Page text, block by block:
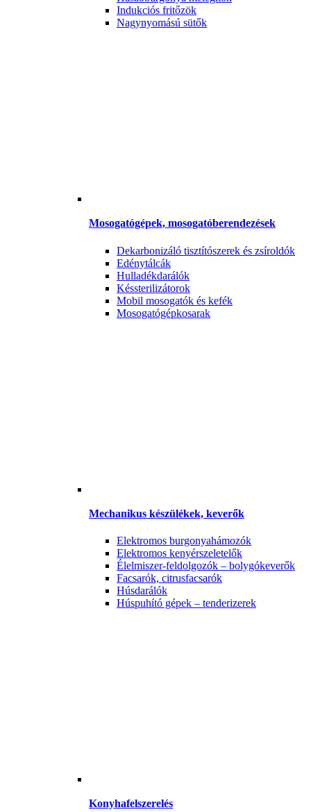
Indukciós fritőzök
Nagynyomású sütők
Mosogatógépek, mosogatóberendezések
Dekarbonizáló tisztítószerek és zsíroldók
Edénytálcák
Hulladékdarálók
Késsterilizátorok
Mobil mosogatók és kefék
Mosogatógépkosarak
Mechanikus készülékek, keverők
Elektromos burgonyahámozók
Elektromos kenyérszeletelők
Élelmiszer-feldolgozók – bolygókeverők
Facsarók, citrusfacsarók
Húsdarálók
Húspuhító gépek – tenderizerek
Konyhafelszerelés